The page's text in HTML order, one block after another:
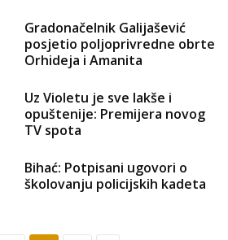
Gradonačelnik Galijašević
posjetio poljoprivredne obrte
Orhideja i Amanita
Uz Violetu je sve lakše i
opuštenije: Premijera novog
TV spota
Bihać: Potpisani ugovori o
školovanju policijskih kadeta